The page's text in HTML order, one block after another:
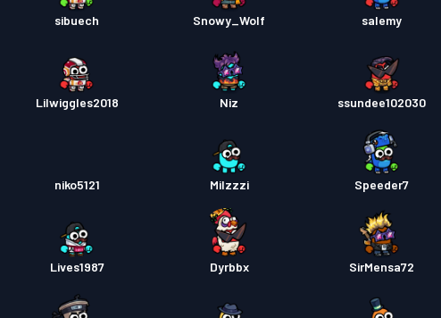
sibuech Snowy_Wolf salemy
Lilwiggles2018 Niz ssundee102030
niko5121 Milzzzi Speeder7
Lives1987 Dyrbbx SirMensa72